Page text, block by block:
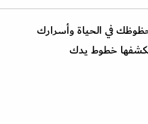
في الحياة وأسرارك
خطوط يدك